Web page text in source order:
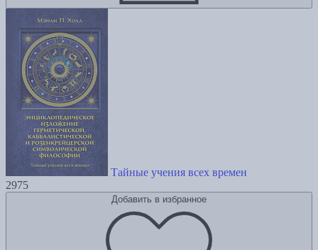
Тайные учения всех времен
2975
Добавить в избранное